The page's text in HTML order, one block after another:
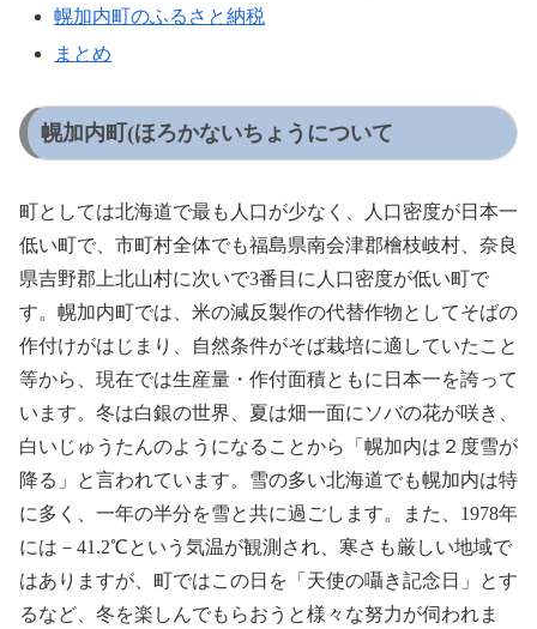
幌加内町のふるさと納税
まとめ
幌加内町(ほろかないちょうについて
町としては北海道で最も人口が少なく、人口密度が日本一
低い町で、市町村全体でも福島県南会津郡檜枝岐村、奈良
県吉野郡上北山村に次いで3番目に人口密度が低い町で
す。幌加内町では、米の減反製作の代替作物としてそばの
作付けがはじまり、自然条件がそば栽培に適していたこと
等から、現在では生産量・作付面積ともに日本一を誇って
います。冬は白銀の世界、夏は畑一面にソバの花が咲き、
白いじゅうたんのようになることから「幌加内は２度雪が
降る」と言われています。雪の多い北海道でも幌加内は特
に多く、一年の半分を雪と共に過ごします。また、1978年
には－41.2℃という気温が観測され、寒さも厳しい地域で
はありますが、町ではこの日を「天使の囁き記念日」とす
るなど、冬を楽しんでもらおうと様々な努力が伺われま